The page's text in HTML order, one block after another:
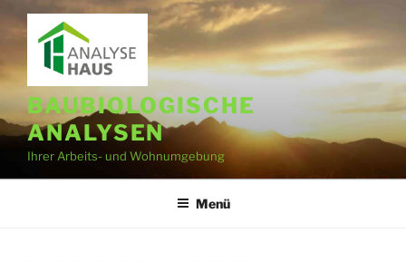
Zum
Inhalt
springen
BAUBIOLOGISCHE
ANALYSEN
Ihrer Arbeits- und Wohnumgebung
Menü